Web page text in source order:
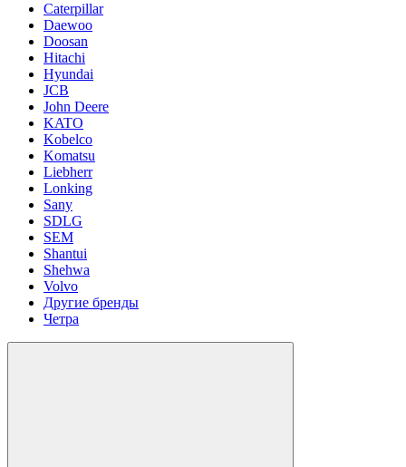
Caterpillar
Daewoo
Doosan
Hitachi
Hyundai
JCB
John Deere
KATO
Kobelco
Komatsu
Liebherr
Lonking
Sany
SDLG
SEM
Shantui
Shehwa
Volvo
Другие бренды
Четра